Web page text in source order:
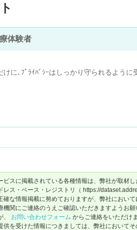
体験者
けに､ﾌﾟﾗｲﾊﾞｼｰはしっかり守られるよう
対応してくれるし､主治医や看護師さんか
ビスに掲載されている各種情報は、弊社が取材
レス・ベース・レジストリ（ https://
確な情報掲載に努めておりますが、弊社におい
機関にご連絡のうえご確認いただきますようお
、 お問い合わせフォーム からご連絡をいただけ
供を受けた情報につきましては、弊社において